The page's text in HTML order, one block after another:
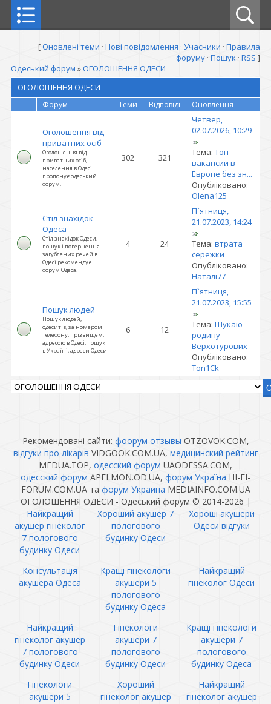
[Оновлені теми · Нові повідомлення · Учасники · Правила
форуму · Пошук · RSS ]
Одеський форум »ОГОЛОШЕННЯ ОДЕСИ
ОГОЛОШЕННЯ ОДЕСИ
Форум Теми Відповіді Оновлення
Оголошення від
приватних осіб
Оголошення від
приватних осіб,
населення в Одесі
пропонує одеський
форум.
302 321
Четвер,
02.07.2026, 10:29
Тема: Топ
вакансии в
Европе без зн...
Опубліковано:
Olena125
Стіл знахідок
Одеса
Стіл знахідок Одеси,
пошук і повернення
загублених речей в
Одесі рекомендує
форум Одеса.
4 24
П`ятниця,
21.07.2023, 14:24
Тема: втрата
сережки
Опубліковано:
Наталі77
Пошук людей
Пошук людей,
одеситів, за номером
телефону, прізвищем,
адресою в Одесі, пошук
в Україні, адреси Одеси
6 12
П`ятниця,
21.07.2023, 15:55
Тема: Шукаю
родину
Верхотурових
Опубліковано:
Ton1Ck
Рекомендовані сайти: фоорум отзывы OTZOVOK.COM,
відгуки про лікарів VIDGOOK.COM.UA, медицинский рейтинг
MEDUA.TOP, одесский форум UAODESSA.COM,
одесский форум APELMON.OD.UA, форум Україна HI-FI-
FORUM.COM.UA та форум Украина MEDIAINFO.COM.UA
ОГОЛОШЕННЯ ОДЕСИ - Одеський форум © 2014-2026 |
Найкращий
акушер гінеколог
7 пологового
будинку Одеси
Хороший акушер 7
пологового
будинку Одеси
Хороші акушери
Одеси відгуки
Консультація
акушера Одеса
Кращі гінекологи
акушери 5
пологового
будинку Одеса
Найкращий
гінеколог Одеси
Найкращий
гінеколог акушер
7 пологового
будинку Одеси
Гінекологи
акушери 7
пологового
будинку Одеси
Кращі гінекологи
акушери 7
пологового
будинку Одеса
Гінекологи
акушери 5
Хороший
гінеколог акушер
Найкращий
гінеколог акушер